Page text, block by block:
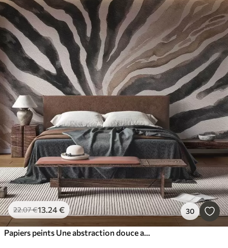
22.07€13.24€ 30
Papiers peints Une abstraction douce aux textures naturelles dans des tons neutres